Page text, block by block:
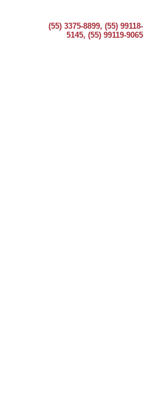
(55) 3375-8899, (55) 99118-
5145, (55) 99119-9065